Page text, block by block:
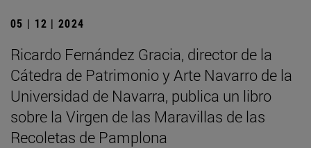
05 | 12 | 2024
Ricardo Fernández Gracia, director de la
Cátedra de Patrimonio y Arte Navarro de la
Universidad de Navarra, publica un libro
sobre la Virgen de las Maravillas de las
Recoletas de Pamplona